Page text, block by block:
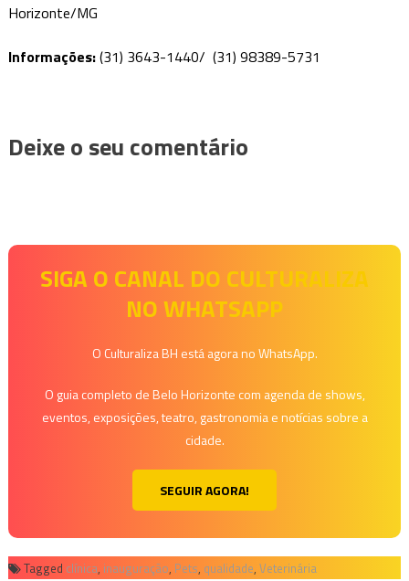
Horizonte/MG
Informações:(31) 3643-1440/ (31) 98389-5731
Deixe o seu comentário
SIGA O CANAL DO CULTURALIZA
NO WHATSAPP
O Culturaliza BH está agora no WhatsApp.
O guia completo de Belo Horizonte com agenda de shows,
eventos, exposições, teatro, gastronomia e notícias sobre a
cidade.
SEGUIR AGORA!
Tagged clínica, inauguração, Pets, qualidade, Veterinária